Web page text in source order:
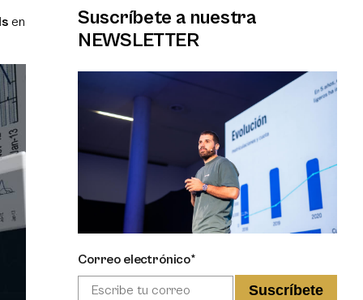
en
Suscríbete a nuestra
NEWSLETTER
Correo electrónico*